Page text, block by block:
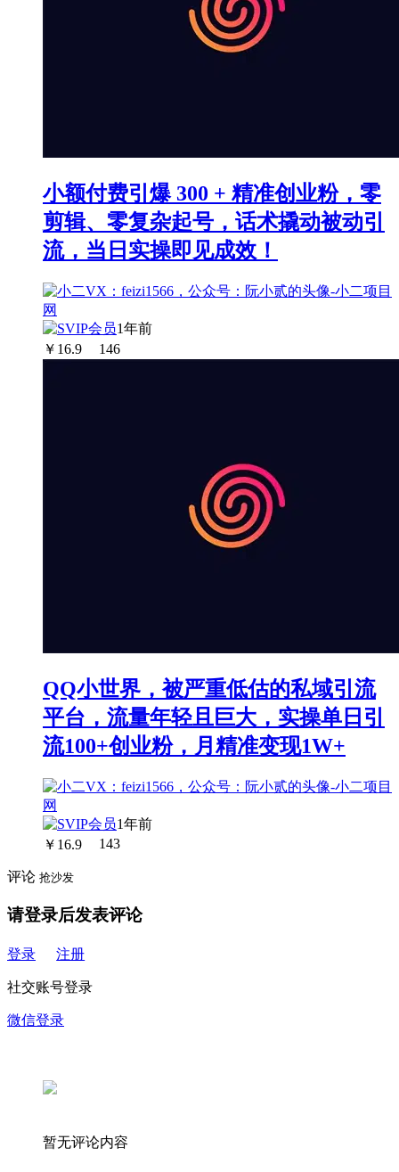
小额付费引爆 300 + 精准创业粉，零
剪辑、零复杂起号，话术撬动被动引
流，当日实操即见成效！
1年前
￥ 16.9 146
QQ小世界，被严重低估的私域引流
平台，流量年轻且巨大，实操单日引
流100+创业粉，月精准变现1W+
1年前
￥ 16.9 143
评论 抢沙发
请登录后发表评论
登录 注册
社交账号登录
微信登录
暂无评论内容